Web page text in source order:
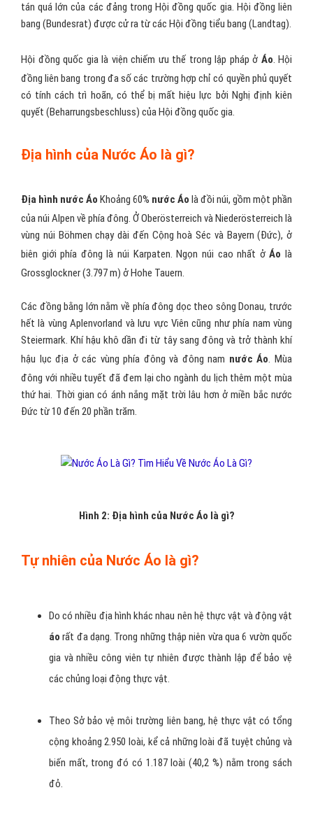
tán quá lớn của các đảng trong Hội đồng quốc gia. Hội đồng liên
bang (Bundesrat) được cử ra từ các Hội đồng tiểu bang (Landtag).
Hội đồng quốc gia là viện chiếm ưu thế trong lập pháp ở Áo. Hội
đồng liên bang trong đa số các trường hợp chỉ có quyền phủ quyết
có tính cách trì hoãn, có thể bị mất hiệu lực bởi Nghị định kiên
quyết (Beharrungsbeschluss) của Hội đồng quốc gia.
Địa hình của Nước Áo là gì?
Địa hình nước Áo Khoảng 60% nước Áo là đồi núi, gồm một phần
của núi Alpen về phía đông. Ở Oberösterreich và Niederösterreich là
vùng núi Böhmen chạy dài đến Cộng hoà Séc và Bayern (Đức), ở
biên giới phía đông là núi Karpaten. Ngọn núi cao nhất ởÁo là
Grossglockner (3.797 m) ở Hohe Tauern.
Các đồng bằng lớn nằm về phía đông dọc theo sông Donau, trước
hết là vùng Aplenvorland và lưu vực Viên cũng như phía nam vùng
Steiermark. Khí hậu khô dần đi từ tây sang đông và trở thành khí
hậu lục địa ở các vùng phía đông và đông nam nước Áo. Mùa
đông với nhiều tuyết đã đem lại cho ngành du lịch thêm một mùa
thứ hai. Thời gian có ánh nắng mặt trời lâu hơn ở miền bắc nước
Đức từ 10 đến 20 phần trăm.
Hình 2: Địa hình của Nước Áo là gì?
Tự nhiên của Nước Áo là gì?
Do có nhiều địa hình khác nhau nên hệ thực vật và động vật
áo rất đa dạng. Trong những thập niên vừa qua 6 vườn quốc
gia và nhiều công viên tự nhiên được thành lập để bảo vệ
các chủng loại động thực vật.
Theo Sở bảo vệ môi trường liên bang, hệ thực vật có tổng
cộng khoảng 2.950 loài, kể cả những loài đã tuyệt chủng và
biến mất, trong đó có 1.187 loài (40,2 %) nằm trong sách
đỏ.